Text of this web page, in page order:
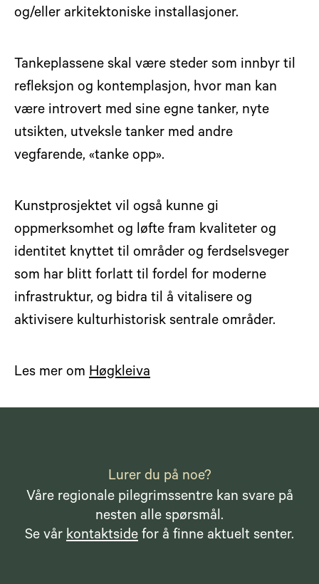
og/eller arkitektoniske installasjoner.
Tankeplassene skal være steder som innbyr til
refleksjon og kontemplasjon, hvor man kan
være introvert med sine egne tanker, nyte
utsikten, utveksle tanker med andre
vegfarende, «tanke opp».
Kunstprosjektet vil også kunne gi
oppmerksomhet og løfte fram kvaliteter og
identitet knyttet til områder og ferdselsveger
som har blitt forlatt til fordel for moderne
infrastruktur, og bidra til å vitalisere og
aktivisere kulturhistorisk sentrale områder.
Les mer om Høgkleiva
Lurer du på noe?
Våre regionale pilegrimssentre kan svare på
nesten alle spørsmål.
Se vår kontaktside for å finne aktuelt senter.